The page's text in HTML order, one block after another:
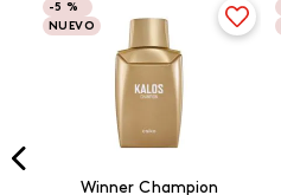
-5 %
NUEVO
Winner Champion